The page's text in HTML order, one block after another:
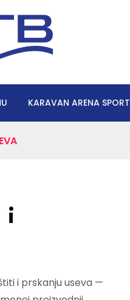
KARAVAN ARENA SPORT
i
i prskanju useva —